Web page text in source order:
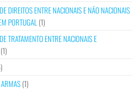
DIREITOS ENTRE NACIONAIS E NÃO NACIONAIS
PORTUGAL (1)
TRATAMENTO ENTRE NACIONAIS E
(1)
(1)